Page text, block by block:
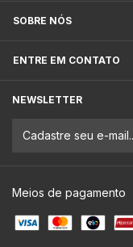
SOBRE NÓS
ENTRE EM CONTATO
NEWSLETTER
Meios de pagamento